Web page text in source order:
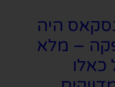
היה
– מלא
כאלו